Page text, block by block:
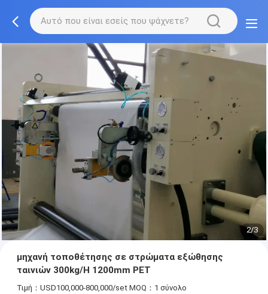
2/3
μηχανή τοποθέτησης σε στρώματα εξώθησης
ταινιών 300kg/H 1200mm PET
Τιμή：USD100,000-800,000/set MOQ：1 σύνολο